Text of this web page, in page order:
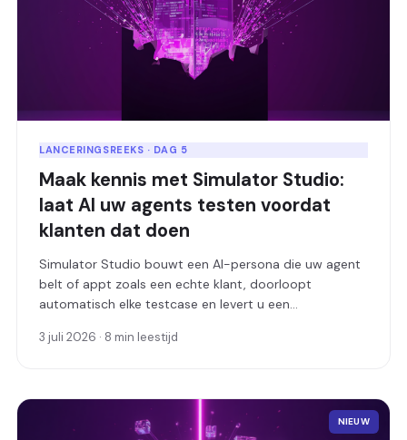
LANCERINGSREEKS · DAG 5
Maak kennis met Simulator Studio:
laat AI uw agents testen voordat
klanten dat doen
Simulator Studio bouwt een AI-persona die uw agent
belt of appt zoals een echte klant, doorloopt
automatisch elke testcase en levert u een
tests.
3 juli 2026 · 8 min leestijd
NIEUW